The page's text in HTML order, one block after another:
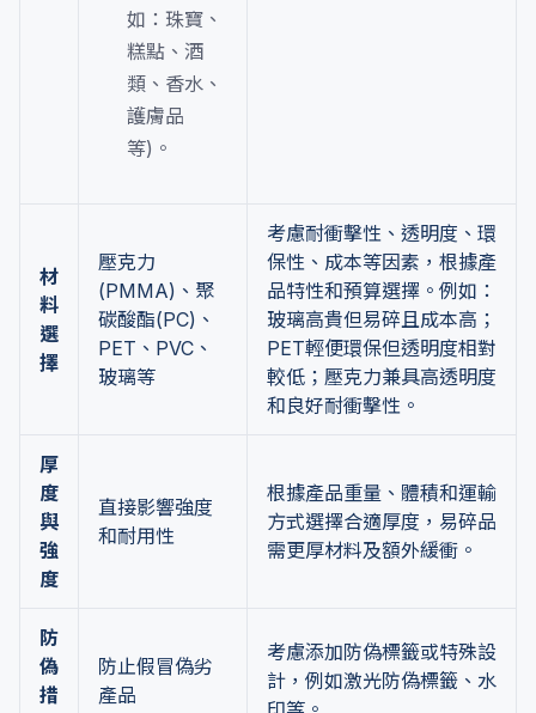
如：珠寶、
糕點、酒
類、香水、
護膚品
等)。
材
料
選
擇
壓克力
(PMMA)、聚
碳酸酯(PC)、
PET、PVC、
玻璃等
考慮耐衝擊性、透明度、環
保性、成本等因素，根據產
品特性和預算選擇。例如：
玻璃高貴但易碎且成本高；
PET輕便環保但透明度相對
較低；壓克力兼具高透明度
和良好耐衝擊性。
厚
度
與
強
度
直接影響強度
和耐用性
根據產品重量、體積和運輸
方式選擇合適厚度，易碎品
需更厚材料及額外緩衝。
防
偽
措
防止假冒偽劣
產品
考慮添加防偽標籤或特殊設
計，例如激光防偽標籤、水